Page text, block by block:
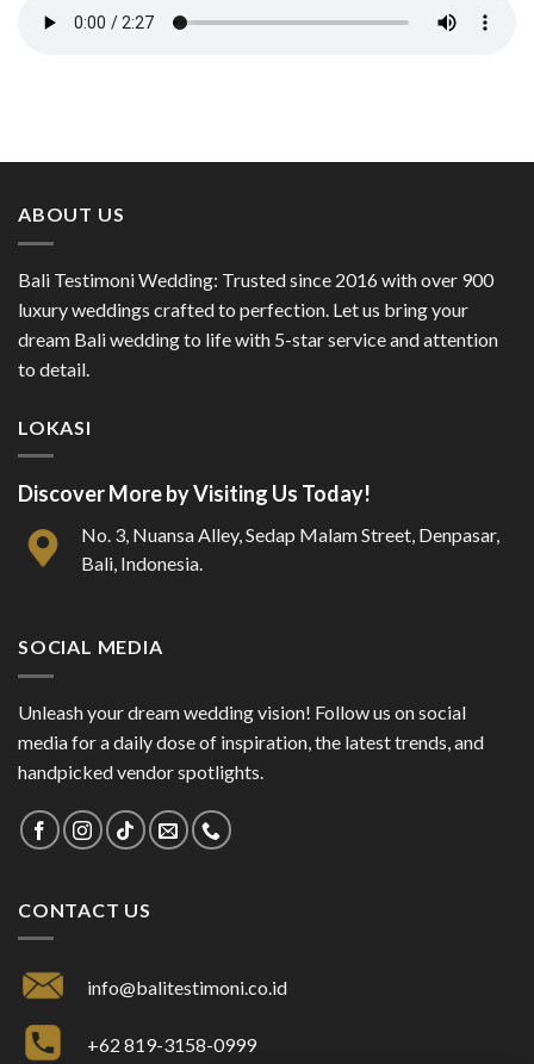
ABOUT US
Bali Testimoni Wedding: Trusted since 2016 with over 900
luxury weddings crafted to perfection. Let us bring your
dream Bali wedding to life with 5-star service and attention
to detail.
LOKASI
Discover More by Visiting Us Today!
No. 3, Nuansa Alley, Sedap Malam Street, Denpasar,
Bali, Indonesia.
SOCIAL MEDIA
Unleash your dream wedding vision! Follow us on social
media for a daily dose of inspiration, the latest trends, and
handpicked vendor spotlights.
CONTACT US
info@balitestimoni.co.id
+62 819-3158-0999